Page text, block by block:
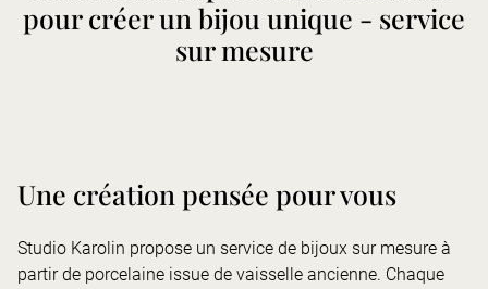
pour créer un bijou unique - service
sur mesure
Une création pensée pour vous
Studio Karolin propose un service de bijoux sur mesure à
partir de porcelaine issue de vaisselle ancienne. Chaque